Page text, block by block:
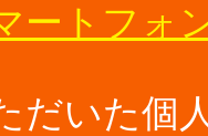
ートフォ
だいた個